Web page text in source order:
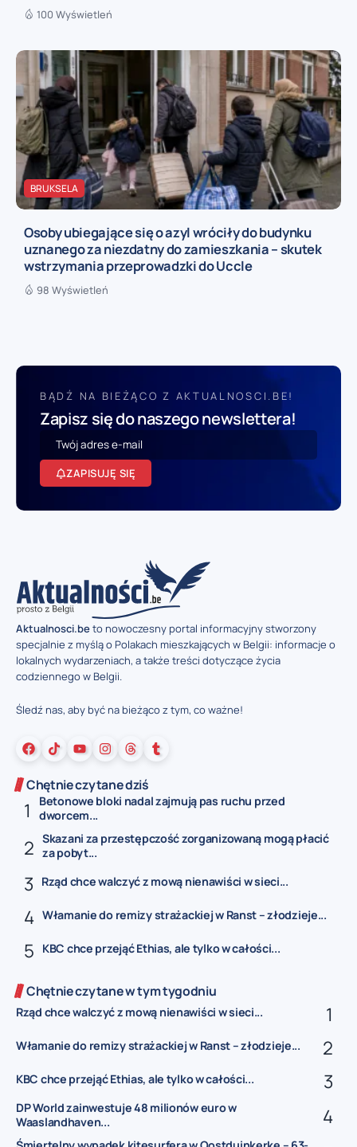
100 Wyświetleń
BRUKSELA
Osoby ubiegające się o azyl wróciły do budynku
uznanego za niezdatny do zamieszkania – skutek
wstrzymania przeprowadzki do Uccle
98 Wyświetleń
BĄDŹ NA BIEŻĄCO Z AKTUALNOSCI.BE!
Zapisz się do naszego newslettera!
ZAPISUJĘ SIĘ
Aktualnosci.beto nowoczesny portal informacyjny stworzony
specjalnie z myślą o Polakach mieszkających w Belgii: informacje o
lokalnych wydarzeniach, a także treści dotyczące życia
codziennego w Belgii.
Śledź nas, aby być na bieżąco z tym, co ważne!
Chętnie czytane dziś
Betonowe bloki nadal zajmują pas ruchu przed
dworcem...
Skazani za przestępczość zorganizowaną mogą płacić
za pobyt...
Rząd chce walczyć z mową nienawiści w sieci...
Włamanie do remizy strażackiej w Ranst – złodzieje...
KBC chce przejąć Ethias, ale tylko w całości...
Chętnie czytane w tym tygodniu
Rząd chce walczyć z mową nienawiści w sieci...
Włamanie do remizy strażackiej w Ranst – złodzieje...
KBC chce przejąć Ethias, ale tylko w całości...
DP World zainwestuje 48 milionów euro w
Waaslandhaven...